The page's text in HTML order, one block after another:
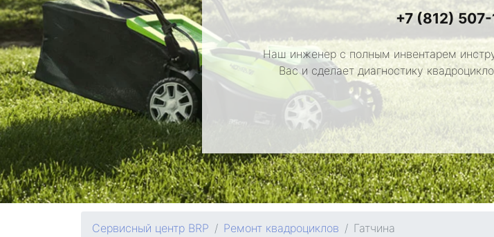
+7 (812)
Наш инженер с полным инвентарем
Вас и сделает диагностику
Сервисный центр BRP Ремонт квадроциклов Гатчина